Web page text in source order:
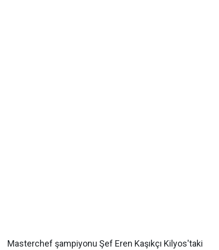
Masterchef şampiyonu Şef Eren Kaşıkçı Kilyos'taki